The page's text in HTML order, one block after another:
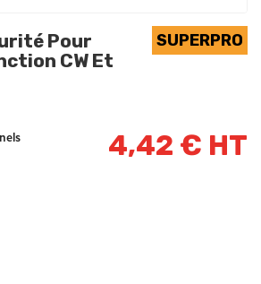
Pour
CW Et
4,42 € HT